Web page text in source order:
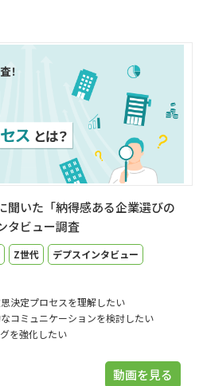
聞いた「納得感ある企業選びの
タビュー調査
Z世代 デプスインタビュー
決定プロセスを理解したい
コミュニケーションを検討したい
を強化したい
動画を見る